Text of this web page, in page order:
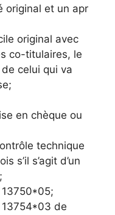
original et un apr
original avec
co-titulaires, le
celui qui va
en chèque ou
technique
s’il s’agit d’un
de